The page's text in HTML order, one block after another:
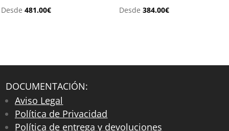
Desde481.00€
Desde 384.00€
DOCUMENTACIÓN:
Aviso Legal
Política de Privacidad
Política de entrega y devoluciones